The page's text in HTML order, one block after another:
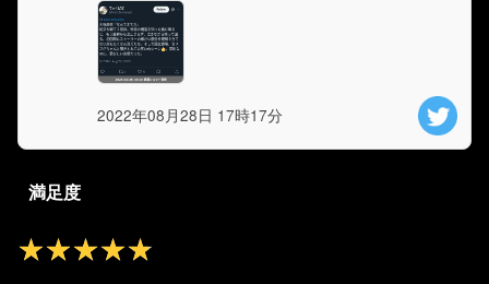
2022年08月28日 17時17分
満足度
★★★★★
★★★★★